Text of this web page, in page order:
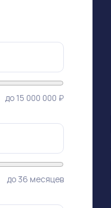
до 15 000 000 ₽
до 36 месяцев